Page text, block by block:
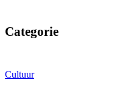
Categorie
Cultuur